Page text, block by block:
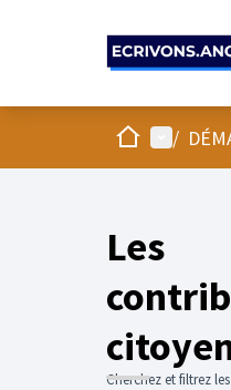
AccueilMenu
/
Les
Cherchez et filtrez